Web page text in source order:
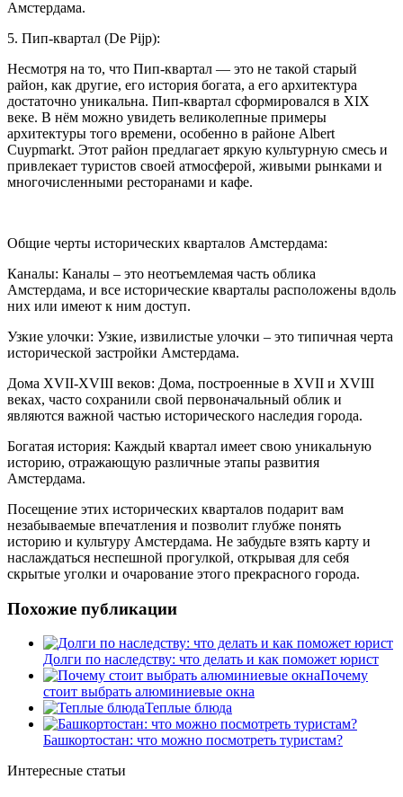
Амстердама.
5. Пип-квартал (De Pijp):
Несмотря на то, что Пип-квартал — это не такой старый
район, как другие, его история богата, а его архитектура
достаточно уникальна. Пип-квартал сформировался в XIX
веке. В нём можно увидеть великолепные примеры
архитектуры того времени, особенно в районе Albert
Cuypmarkt. Этот район предлагает яркую культурную смесь и
привлекает туристов своей атмосферой, живыми рынками и
многочисленными ресторанами и кафе.
Общие черты исторических кварталов Амстердама:
Каналы: Каналы – это неотъемлемая часть облика
Амстердама, и все исторические кварталы расположены вдоль
них или имеют к ним доступ.
Узкие улочки: Узкие, извилистые улочки – это типичная черта
исторической застройки Амстердама.
Дома XVII-XVIII веков: Дома, построенные в XVII и XVIII
веках, часто сохранили свой первоначальный облик и
являются важной частью исторического наследия города.
Богатая история: Каждый квартал имеет свою уникальную
историю, отражающую различные этапы развития
Амстердама.
Посещение этих исторических кварталов подарит вам
незабываемые впечатления и позволит глубже понять
историю и культуру Амстердама. Не забудьте взять карту и
наслаждаться неспешной прогулкой, открывая для себя
скрытые уголки и очарование этого прекрасного города.
Похожие публикации
Долги по наследству: что делать и как поможет юрист
Почему
стоит выбрать алюминиевые окна
Теплые блюда
Башкортостан: что можно посмотреть туристам?
Интересные статьи